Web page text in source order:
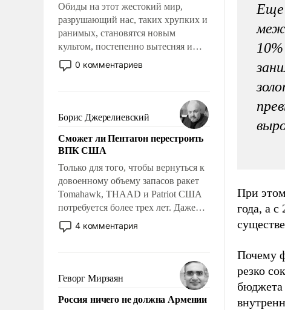
Обиды на этот жестокий мир,
разрушающий нас, таких хрупких и
ранимых, становятся новым
культом, постепенно вытесняя и
отменяя традиционное требование к
человеку – быть мужественным и
на себя ответственность, помогать
слабым, идти вперед и
адаптироваться.
0 комментариев
Борис Джерелиевский
Сможет ли Пентагон перестроить
ВПК США
Только для того, чтобы вернуться к
довоенному объему запасов ракет
Tomahawk, THAAD и Patriot США
потребуется более трех лет. Даже
небольшая война с Ираном
опустошила американские
уязвимости США, например, перед
Китаем.
4 комментария
Геворг Мирзаян
Россия ничего не должна Армении
Еще
При
года, а с
Почему
резко